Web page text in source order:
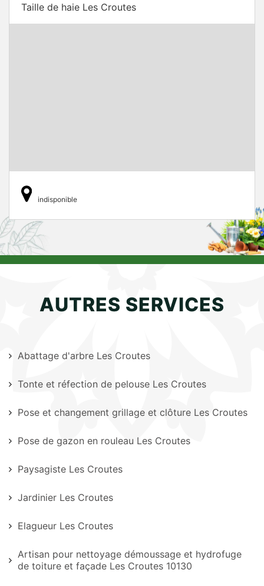
Taille de haie Les Croutes
indisponible
AUTRES SERVICES
Abattage d'arbre Les Croutes
Tonte et réfection de pelouse Les Croutes
Pose et changement grillage et clôture Les Croutes
Pose de gazon en rouleau Les Croutes
Paysagiste Les Croutes
Jardinier Les Croutes
Elagueur Les Croutes
Artisan pour nettoyage démoussage et hydrofuge
de toiture et façade Les Croutes 10130